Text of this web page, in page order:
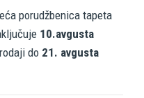
porudžbenica tapeta
10.avgusta
do 21. avgusta